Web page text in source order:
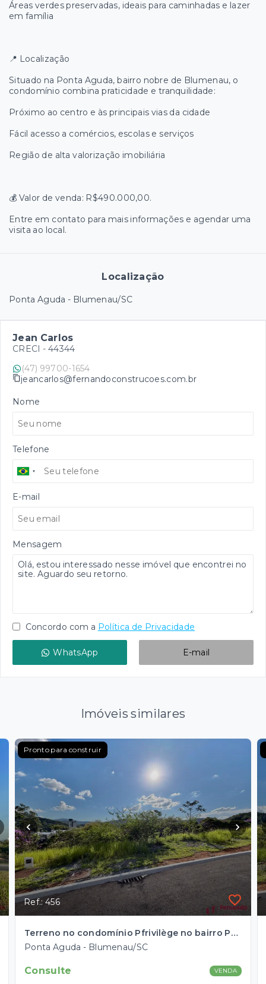
Áreas verdes preservadas, ideais para caminhadas e lazer
em família
📍 Localização
Situado na Ponta Aguda, bairro nobre de Blumenau, o
condomínio combina praticidade e tranquilidade:
Próximo ao centro e às principais vias da cidade
Fácil acesso a comércios, escolas e serviços
Região de alta valorização imobiliária
💰 Valor de venda: R$490.000,00.
Entre em contato para mais informações e agendar uma
visita ao local.
Localização
Ponta Aguda - Blumenau/SC
Jean Carlos
CRECI - 44344
(47) 99700-1654
jeancarlos@fernandoconstrucoes.com.br
Nome
Telefone
E-mail
Mensagem
Concordo com a Política de Privacidade
WhatsApp E-mail
Imóveis similares
Pronto para construir
Ref.: 456
Terreno no condomínio Pfrivilège no bairro Ponta Aguda em Blumenau com aprox. 397 m2
Ponta Aguda - Blumenau/SC
Consulte VENDA